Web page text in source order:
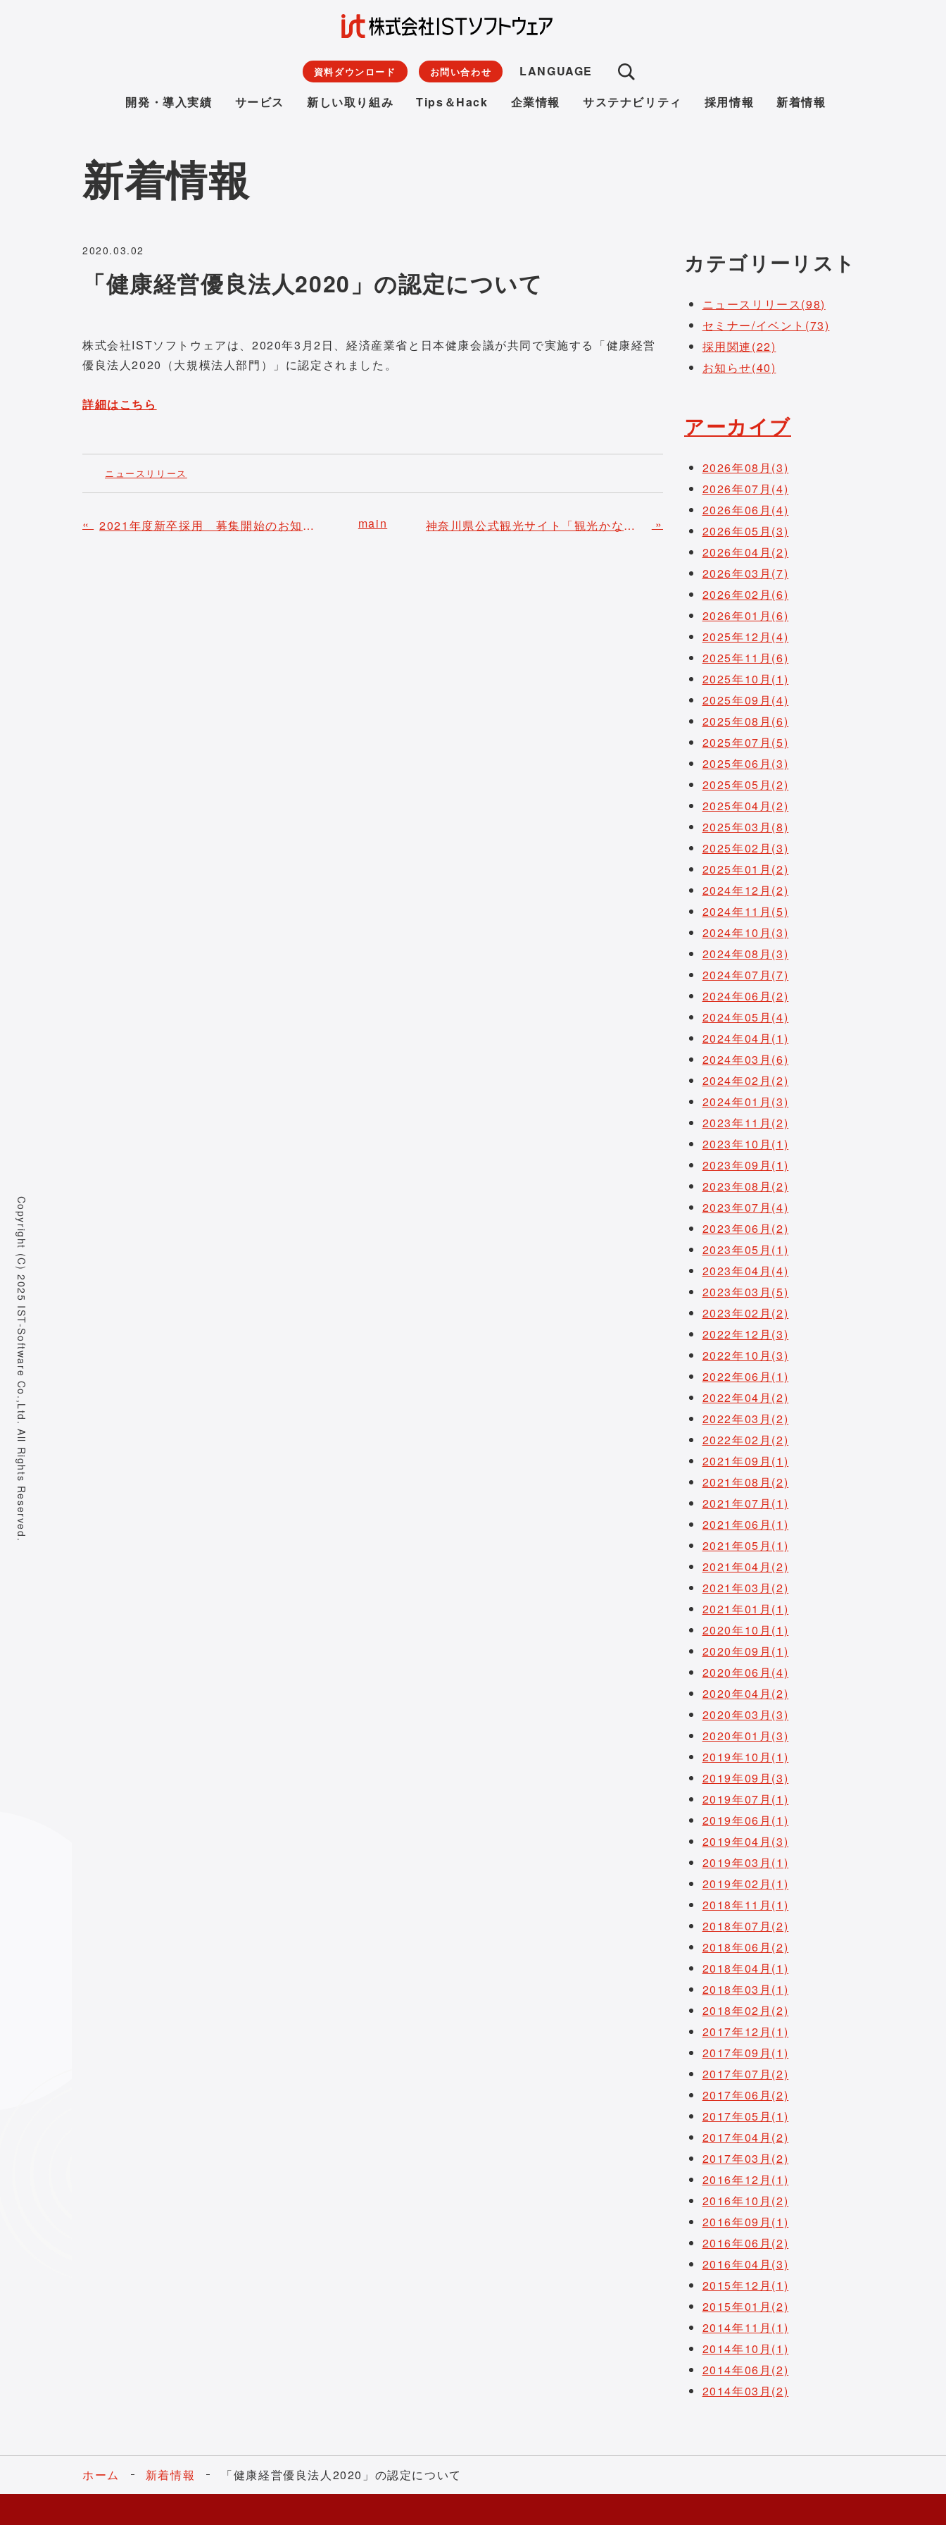
資料ダウンロード お問い合わせ
LANGUAGE
開発・導入実績
サービス 新しい取り組み Tips＆Hack 企業情報 サステナビリティ 採用情報 新着情報
新着情報
2020.03.02
「健康経営優良法人2020」の認定について
株式会社ISTソフトウェアは、2020年3月2日、経済産業省と日本健康会議が共同で実施する「健康経営
優良法人2020（大規模法人部門）」に認定されました。
詳細はこちら
ニュースリリース
« 2021年度新卒採用 募集開始のお知らせ main 神奈川県公式観光サイト「観光かながわNOW」のサイトリニューアルのお知らせ »
カテゴリーリスト
ニュースリリース(98)
セミナー/イベント(73)
採用関連(22)
お知らせ(40)
アーカイブ
2026年08月(3)
2026年07月(4)
2026年06月(4)
2026年05月(3)
2026年04月(2)
2026年03月(7)
2026年02月(6)
2026年01月(6)
2025年12月(4)
2025年11月(6)
2025年10月(1)
2025年09月(4)
2025年08月(6)
2025年07月(5)
2025年06月(3)
2025年05月(2)
2025年04月(2)
2025年03月(8)
2025年02月(3)
2025年01月(2)
2024年12月(2)
2024年11月(5)
2024年10月(3)
2024年08月(3)
2024年07月(7)
2024年06月(2)
2024年05月(4)
2024年04月(1)
2024年03月(6)
2024年02月(2)
2024年01月(3)
2023年11月(2)
2023年10月(1)
2023年09月(1)
2023年08月(2)
2023年07月(4)
2023年06月(2)
2023年05月(1)
2023年04月(4)
2023年03月(5)
2023年02月(2)
2022年12月(3)
2022年10月(3)
2022年06月(1)
2022年04月(2)
2022年03月(2)
2022年02月(2)
2021年09月(1)
2021年08月(2)
2021年07月(1)
2021年06月(1)
2021年05月(1)
2021年04月(2)
2021年03月(2)
2021年01月(1)
2020年10月(1)
2020年09月(1)
2020年06月(4)
2020年04月(2)
2020年03月(3)
2020年01月(3)
2019年10月(1)
2019年09月(3)
2019年07月(1)
2019年06月(1)
2019年04月(3)
2019年03月(1)
2019年02月(1)
2018年11月(1)
2018年07月(2)
2018年06月(2)
2018年04月(1)
2018年03月(1)
2018年02月(2)
2017年12月(1)
2017年09月(1)
2017年07月(2)
2017年06月(2)
2017年05月(1)
2017年04月(2)
2017年03月(2)
2016年12月(1)
2016年10月(2)
2016年09月(1)
2016年06月(2)
2016年04月(3)
2015年12月(1)
2015年01月(2)
2014年11月(1)
2014年10月(1)
2014年06月(2)
2014年03月(2)
ホーム 新着情報 「健康経営優良法人2020」の認定について
Copyright (C) 2025 IST-Software Co.,Ltd. All Rights Reserved.